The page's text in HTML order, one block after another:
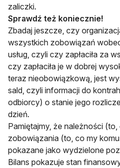
zaliczki.
Sprawdź też koniecznie!
Zbadaj jeszcze, czy
wszystkich zobowiązań
usług, czyli czy zapłaciła za
czy zapłaciła je w dobrej
teraz nieobowiązkową, jest
sald, czyli informacji do
odbiorcy) o stanie jego
dzień.
Pamiętajmy, że należności
zobowiązania (to, co my
pokazane jako wydzielone
Bilans pokazuje stan